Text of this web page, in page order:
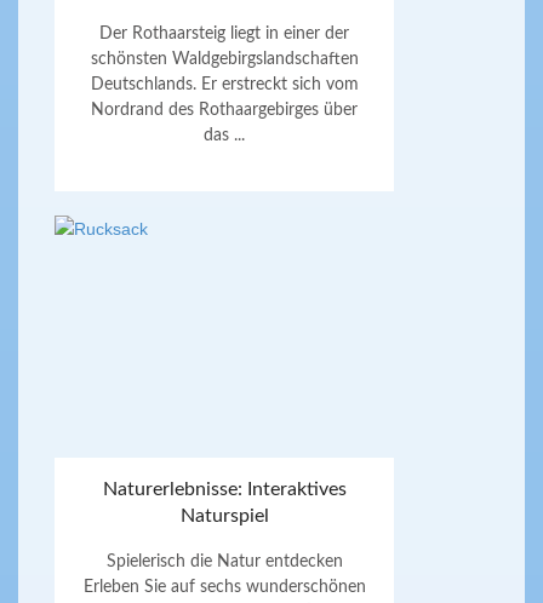
Der Rothaarsteig liegt in einer der
schönsten Waldgebirgslandschaften
Deutschlands. Er erstreckt sich vom
Nordrand des Rothaargebirges über
das ...
Naturerlebnisse: Interaktives
Naturspiel
Spielerisch die Natur entdecken
Erleben Sie auf sechs wunderschönen